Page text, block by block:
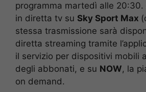
programma martedì alle 20:30.
in diretta tv su Sky Sport Max
stessa trasmissione sarà
diretta streaming tramite
il servizio per dispositivi mobili
degli abbonati, e su NOW, la
on demand.